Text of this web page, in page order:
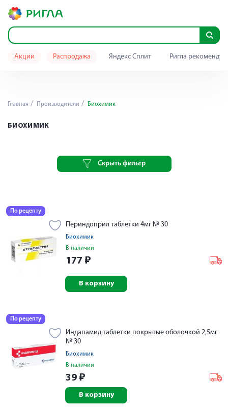
Акции Распродажа Яндекс Сплит Ригла
Главная Производители Биохимик
БИОХИМИК
Скрыть фильтр
По рецепту
Периндоприл таблетки 4мг № 30
Биохимик
В наличии
177 ₽
В корзину
По рецепту
Индапамид таблетки покрытые оболочкой 2,5мг
№ 30
Биохимик
В наличии
39 ₽
В корзину